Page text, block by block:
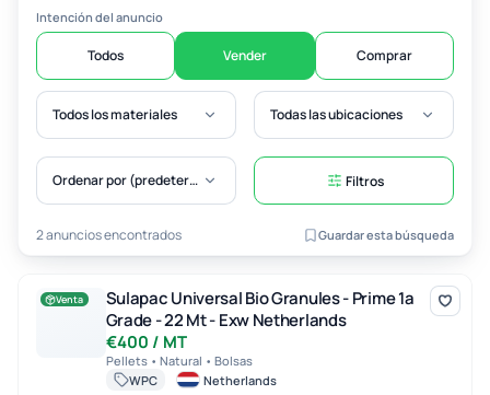
Intención del anuncio
Todos Vender Comprar
Todos los materiales Todas las ubicaciones
Ordenar por (predeterminado) Filtros
2 anuncios encontrados Guardar esta búsqueda
Sulapac Universal Bio Granules - Prime 1a Grade - 22 Mt - Exw
Venta
Sulapac Universal Bio Granules - Prime 1a
Grade - 22 Mt - Exw Netherlands
€400 / MT
Pellets • Natural • Bolsas
WPC
Netherlands